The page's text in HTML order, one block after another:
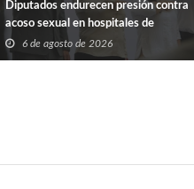
Diputados endurecen presión contra
acoso sexual en hospitales de
Tamaulipas
6 de agosto de 2026